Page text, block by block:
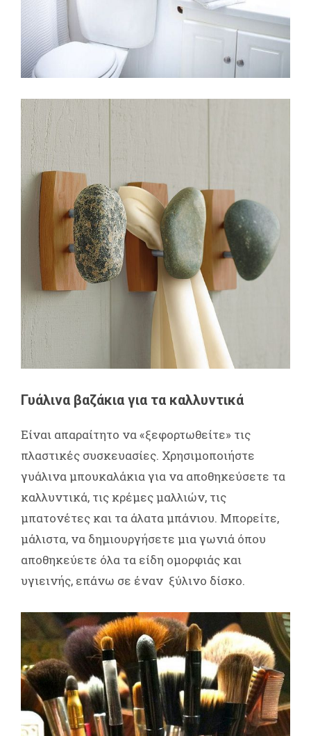
Γυάλινα βαζάκια για τα καλλυντικά
Είναι απαραίτητο να «ξεφορτωθείτε» τις
πλαστικές συσκευασίες. Χρησιμοποιήστε
γυάλινα μπουκαλάκια για να αποθηκεύσετε τα
καλλυντικά, τις κρέμες μαλλιών, τις
μπατονέτες και τα άλατα μπάνιου. Μπορείτε,
μάλιστα, να δημιουργήσετε μια γωνιά όπου
αποθηκεύετε όλα τα είδη ομορφιάς και
υγιεινής, επάνω σε έναν ξύλινο δίσκο.